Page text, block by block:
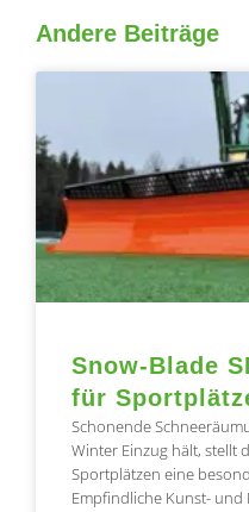
Andere Beiträge
Snow-Blade
für
Schonende
Winter Einzug hält, stellt
Sportplätzen eine
Empfindliche Kunst-